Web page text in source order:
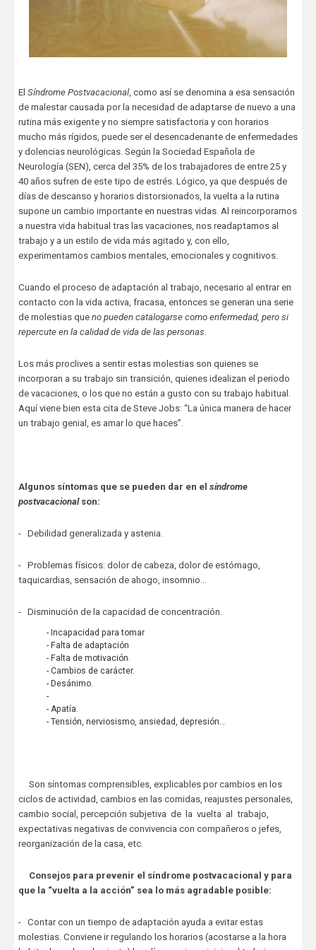
El Síndrome Postvacacional, como así se denomina a esa sensación
de malestar causada por la necesidad de adaptarse de nuevo a una
rutina más exigente y no siempre satisfactoria y con horarios
mucho más rígidos, puede ser el desencadenante de enfermedades
y dolencias neurológicas. Según la Sociedad Española de
Neurología (SEN), cerca del 35% de los trabajadores de entre 25 y
40 años sufren de este tipo de estrés. Lógico, ya que después de
días de descanso y horarios distorsionados, la vuelta a la rutina
supone un cambio importante en nuestras vidas. Al reincorporarnos
a nuestra vida habitual tras las vacaciones, nos readaptamos al
trabajo y a un estilo de vida más agitado y, con ello,
experimentamos cambios mentales, emocionales y cognitivos.
Cuando el proceso de adaptación al trabajo, necesario al entrar en
contacto con la vida activa, fracasa, entonces se generan una serie
de molestias que no pueden catalogarse como enfermedad, pero si
repercute en la calidad de vida de las personas
Los más proclives a sentir estas molestias son quienes se
incorporan a su trabajo sin transición, quienes idealizan el periodo
de vacaciones, o los que no están a gusto con su trabajo habitual.
Aquí viene bien esta cita de Steve Jobs: “La única manera de hacer
un trabajo genial, es amar lo que haces”.
Algunos síntomas que se pueden dar en el síndrome
postvacacional son:
- Debilidad generalizada y astenia.
- Problemas físicos: dolor de cabeza, dolor de estómago,
taquicardias, sensación de ahogo, insomnio…
- Disminución de la capacidad de concentración.
- Incapacidad para tomar
- Falta de adaptación
- Falta de motivación.
- Cambios de carácter.
- Desánimo.
-
- Apatía.
- Tensión, nerviosismo, ansiedad, depresión…
Son síntomas comprensibles, explicables por cambios en los
ciclos de actividad, cambios en las comidas, reajustes personales,
cambio social, percepción subjetiva de la vuelta al trabajo,
expectativas negativas de convivencia con compañeros o jefes,
reorganización de la casa, etc.
Consejos para prevenir el síndrome postvacacional y para
que la “vuelta a la acción” sea lo más agradable posible:
- Contar con un tiempo de adaptación ayuda a evitar estas
molestias. Conviene ir regulando los horarios (acostarse a la hora